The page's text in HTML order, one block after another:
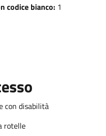
codice bianco: 1
con disabilità
rotelle